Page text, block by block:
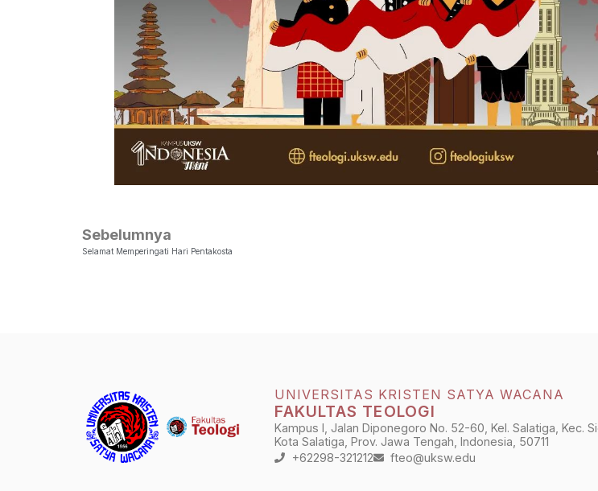
Sebelumnya
Selamat Memperingati Hari Pentakosta
UNIVERSITAS KRISTEN SATYA WACANA
FAKULTAS TEOLOGI
Kampus I, Jalan Diponegoro No. 52-60, Kel. Salatiga, Kec.
Kota Salatiga, Prov. Jawa Tengah, Indonesia, 50711
+62298-321212
fteo@uksw.edu